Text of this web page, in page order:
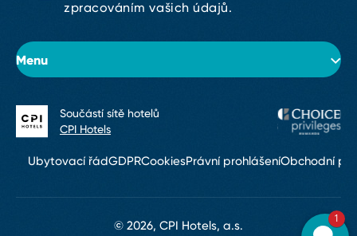
Menu
O hotelu
Pokoje
Restaurace a bary
zpracováním vašich údajů.
Ubytovací řádGDPRCookiesPrávní prohlášeníObchodní
© 2026, CPI Hotels, a.s.
Součástí sítě hotelů
CPI Hotels
1